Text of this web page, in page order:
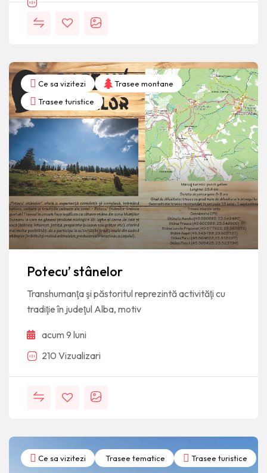
Ce sa vizitezi
Trasee montane
Trasee turistice
Potecu’ stânelor
Transhumanţa şi păstoritul reprezintă activităţi cu
tradiţie în judeţul Alba, motiv
acum 9 luni
210 Vizualizari
Ce sa vizitezi Trasee tematice Trasee turistice